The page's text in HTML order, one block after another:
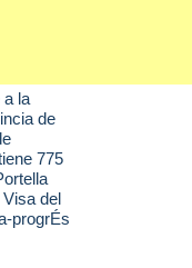
a la
de
775
del
progrÉs